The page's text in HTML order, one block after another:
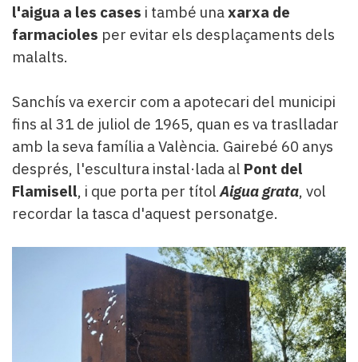
l'aigua a les cases i també unaxarxa de
farmacioles per evitar els desplaçaments dels
malalts.
Sanchís va exercir com a apotecari del municipi
fins al 31 de juliol de 1965, quan es va traslladar
amb la seva família a València. Gairebé 60 anys
després, l'escultura instal·lada al Pont del
Flamisell, i que porta per títol Aigua grata, vol
recordar la tasca d'aquest personatge.